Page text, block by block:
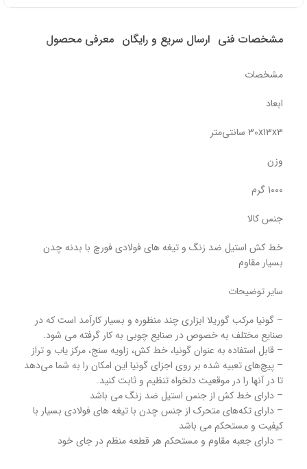
مشخصات فنی ارسال سریع و رایگان معرفی محصول
مشخصات
ابعاد
30x13x3 سانتی‌متر
وزن
1000 گرم
جنس کالا
خط کش استیل ضد زنگ و تیغه های فولادی فورچ با بدنه چدن
بسیار مقاوم
سایر توضیحات
– گونیا مرکب گوریلا ابزاری چند منظوره و بسیار کارآمد است که در
صنایع مختلف به خصوص در صنایع چوبی به کار گرفته می شود.
– قابل استفاده به عنوان گونیا، خط کش، زاویه سنج، مرکز یاب و تراز
– پیچ‌های تعبیه شده بر روی اجزای گونیا این امکان را به شما می‌دهد
تا در آنها را در موقعیت دلخواه تنظیم و ثابت کنید.
– دارای خط کش از جنس استیل ضد زنگ می باشد
– دارای تکه‌های متحرک از جنس چدن با تیغه های فولادی بسیار با
کیفیت و مستحکم می باشد
– دارای جعبه مقاوم و مستحکم هر قطعه منظم در جای خود